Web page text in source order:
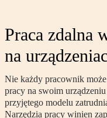
Praca zdalna
na
Nie każdy pracownik
pracy na swoim
przyjętego modelu
Narzędzia pracy winien